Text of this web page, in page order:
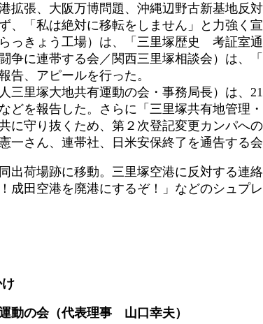
拡張、大阪万博問題、沖縄辺野古新基地反
、「私は絶対に移転をしません」と力強く宣
っきょう工場）は、「三里塚歴史 考証室通
に連帯する会／関西三里塚相談会）は、
告、アピールを行った。
里塚大地共有運動の会・事務局長）は、
どを報告した。さらに「三里塚共有地管理
に守り抜くため、第２次登記変更カンパへ
さん、連帯社、日米安保終了を通告する
荷場跡に移動。三里塚空港に反対する連
成田空港を廃港にするぞ！」などのシュプ
動の会（代表理事 山口幸夫）